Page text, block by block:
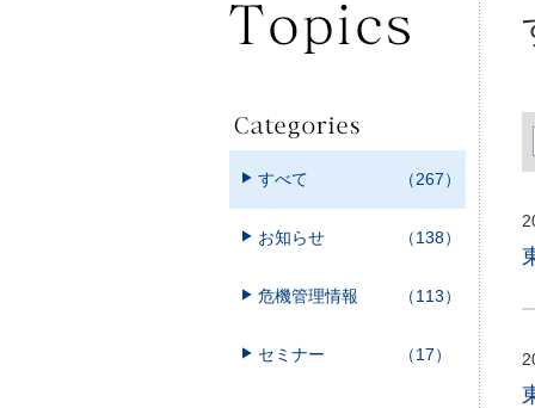
すべて （267）
お知らせ （138）
危機管理情報 （113）
セミナー （17）